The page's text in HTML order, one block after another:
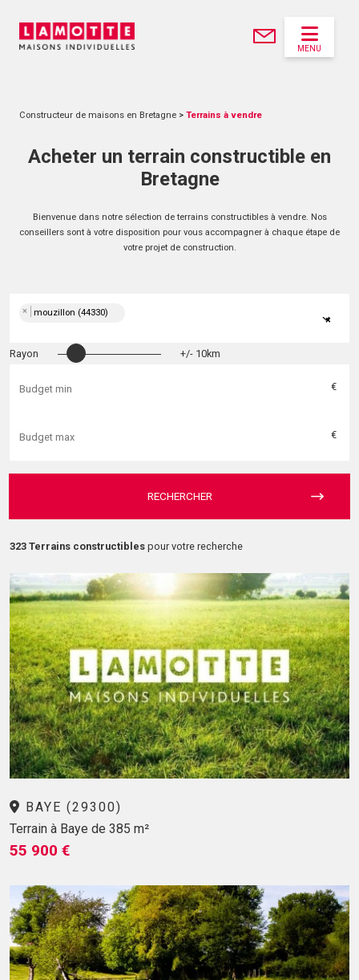
MENU
Constructeur de maisons en Bretagne > Terrains à vendre
Acheter un terrain constructible en
Bretagne
Bienvenue dans notre sélection de terrains constructibles à vendre. Nos
conseillers sont à votre disposition pour vous accompagner à chaque étape de
votre projet de construction.
×
× mouzillon (44330)
Rayon +/- 10km
€
€
RECHERCHER
323 Terrains constructibles pour votre recherche
BAYE (29300)
Terrain à Baye de 385 m²
55 900 €